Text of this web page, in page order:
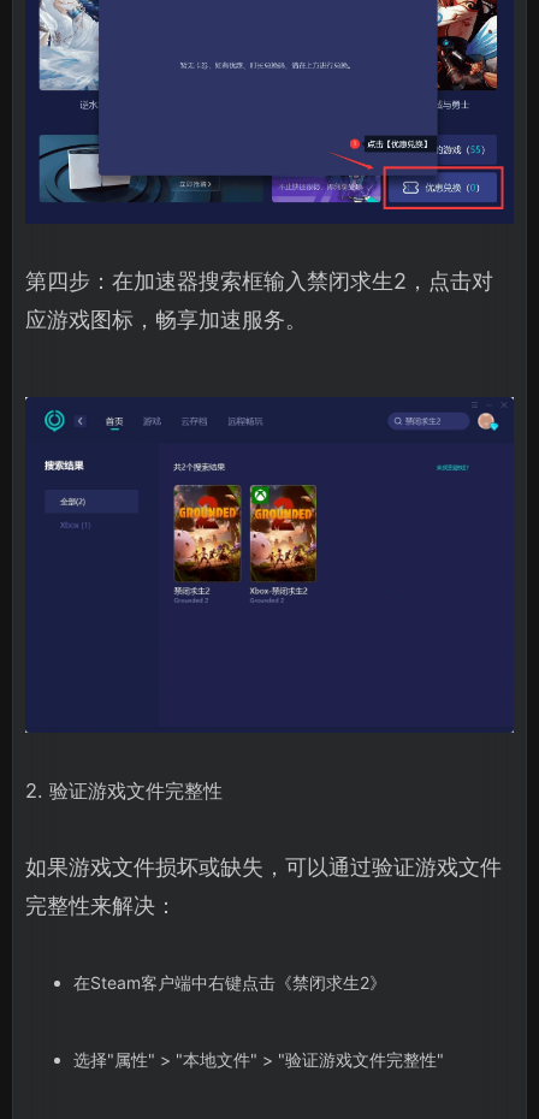
第四步：在加速器搜索框输入禁闭求生2，点击对
应游戏图标，畅享加速服务。
2. 验证游戏文件完整性
如果游戏文件损坏或缺失，可以通过验证游戏文件
完整性来解决：
在Steam客户端中右键点击《禁闭求生2》
选择"属性" > "本地文件" > "验证游戏文件完整性"